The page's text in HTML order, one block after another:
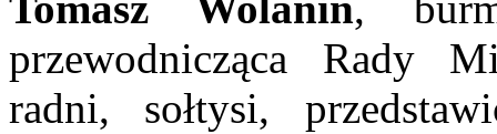
przewodnicząca Rady
radni, sołtysi,